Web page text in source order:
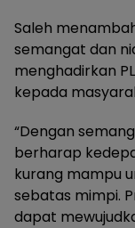
Saleh
semangat dan
menghadirkan
kepada
“Dengan
berharap
kurang mampu
sebatas mimpi.
dapat